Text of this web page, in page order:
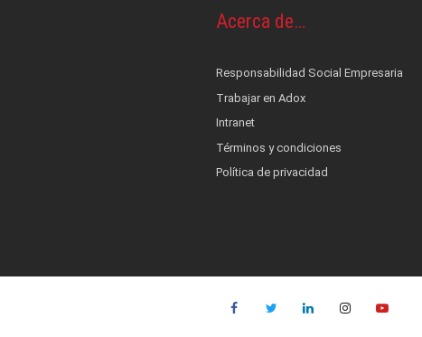
y Bombas de infusión
alerta, control, medición y monitoreo
Social Empresaria
Acerca de…
Responsabilidad Social Empresaria
Trabajar en Adox
Intranet
Términos y condiciones
Política de privacidad